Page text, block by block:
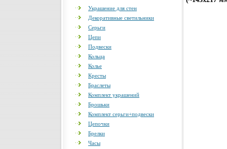
Украшение для стен
Декоративные светильники
Серьги
Цепи
Подвески
Кольца
Колье
Кресты
Браслеты
Комплект украшений
Брошьки
Комплект серьги+подвески
Цепочки
Брелки
Часы